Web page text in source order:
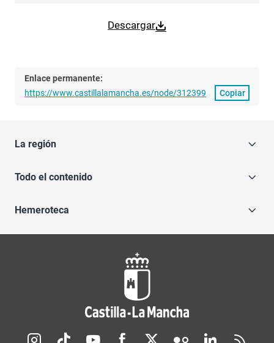
Descargar
Enlace permanente:
https://www.castillalamancha.es/node/312399
Copiar
La región
Todo el contenido
Hemeroteca